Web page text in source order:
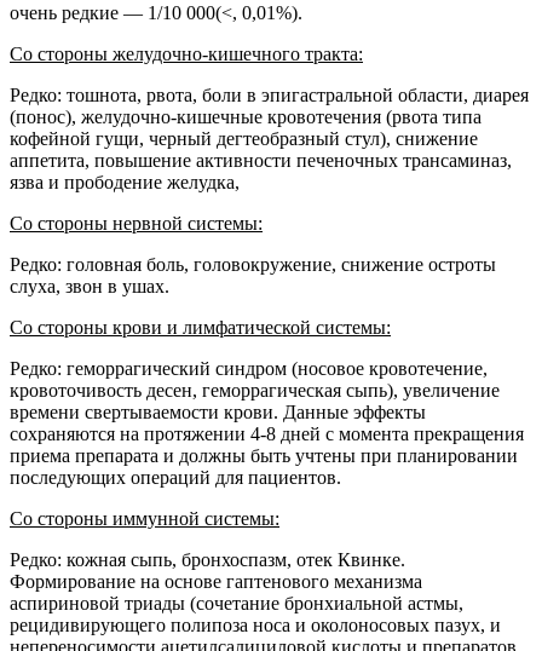
очень редкие — 1/10 000(<, 0,01%).
Со стороны желудочно-кишечного тракта:
Редко: тошнота, рвота, боли в эпигастральной области, диарея
(понос), желудочно-кишечные кровотечения (рвота типа
кофейной гущи, черный дегтеобразный стул), снижение
аппетита, повышение активности печеночных трансаминаз,
язва и прободение желудка,
Со стороны нервной системы:
Редко: головная боль, головокружение, снижение остроты
слуха, звон в ушах.
Со стороны крови и лимфатической системы:
Редко: геморрагический синдром (носовое кровотечение,
кровоточивость десен, геморрагическая сыпь), увеличение
времени свертываемости крови. Данные эффекты
сохраняются на протяжении 4-8 дней с момента прекращения
приема препарата и должны быть учтены при планировании
последующих операций для пациентов.
Со стороны иммунной системы:
Редко: кожная сыпь, бронхоспазм, отек Квинке.
Формирование на основе гаптенового механизма
аспириновой триады (сочетание бронхиальной астмы,
рецидивирующего полипоза носа и околоносовых пазух, и
непереносимости ацетилсалициловой кислоты и препаратов